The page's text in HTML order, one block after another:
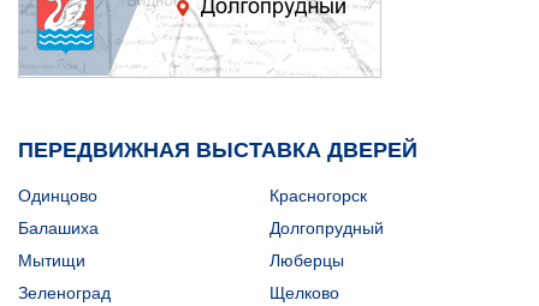
ПЕРЕДВИЖНАЯ ВЫСТАВКА ДВЕРЕЙ
Одинцово
Красногорск
Балашиха
Долгопрудный
Мытищи
Люберцы
Зеленоград
Щелково